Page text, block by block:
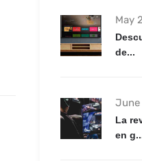
May
de...
June
La
en